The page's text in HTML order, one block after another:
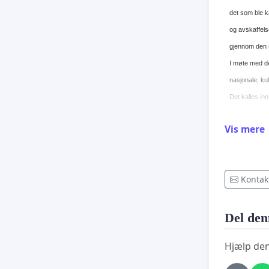
det som ble
og
gjennom den
I møte med
nasjonale,
Det kalles
Derfor er det
med å
alle dens
frigjøring og
Vis mere
Del
Hjælp